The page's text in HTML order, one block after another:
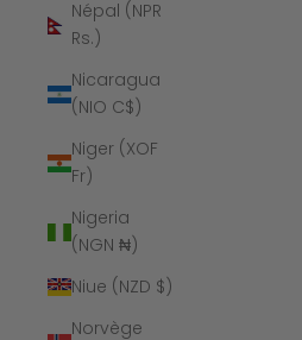
Népal (NPR
Rs.)
Nicaragua
(NIO C$)
Niger (XOF
Fr)
Nigeria
(NGN ₦)
Niue (NZD $)
Norvège